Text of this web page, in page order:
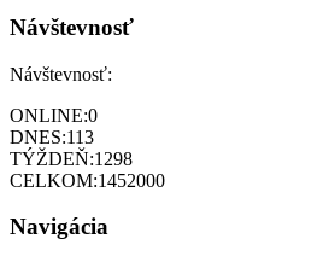
Návštevnosť
Návštevnosť:
ONLINE:0
DNES:113
TÝŽDEŇ:1298
CELKOM:1452000
Navigácia